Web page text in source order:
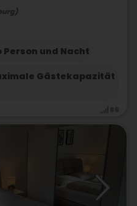
Person und Nacht
Gästekapazität